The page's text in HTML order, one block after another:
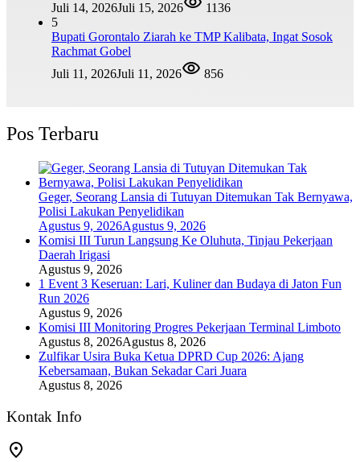
Juli 14, 2026Juli 15, 2026
1136
5
Bupati Gorontalo Ziarah ke TMP Kalibata, Ingat Sosok
Rachmat Gobel
Juli 11, 2026Juli 11, 2026 856
Pos Terbaru
Geger, Seorang Lansia di Tutuyan Ditemukan Tak Bernyawa,
Polisi Lakukan Penyelidikan
Agustus 9, 2026Agustus 9, 2026
Komisi III Turun Langsung Ke Oluhuta, Tinjau Pekerjaan
Daerah Irigasi
Agustus 9, 2026
1 Event 3 Keseruan: Lari, Kuliner dan Budaya di Jaton Fun
Run 2026
Agustus 9, 2026
Komisi III Monitoring Progres Pekerjaan Terminal Limboto
Agustus 8, 2026Agustus 8, 2026
Zulfikar Usira Buka Ketua DPRD Cup 2026: Ajang
Kebersamaan, Bukan Sekadar Cari Juara
Agustus 8, 2026
Kontak Info